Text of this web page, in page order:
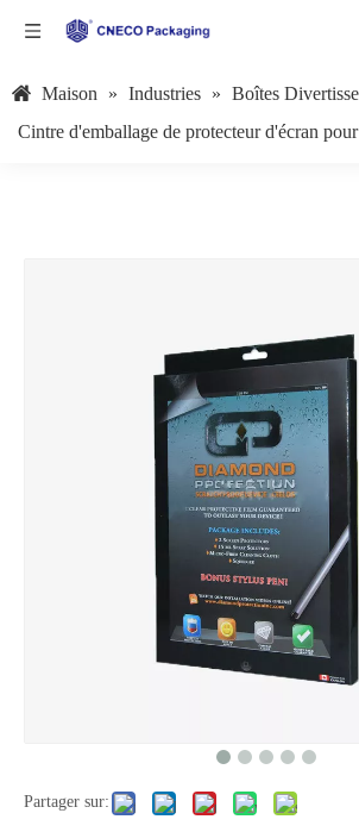
Maison » Industries » Boîtes
Cintre d'emballage de protecteur d'écran
Partager sur: